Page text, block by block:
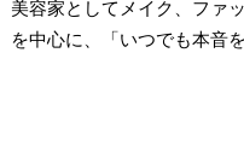
美容家としてメイク、ファ
を中心に、「いつでも本音